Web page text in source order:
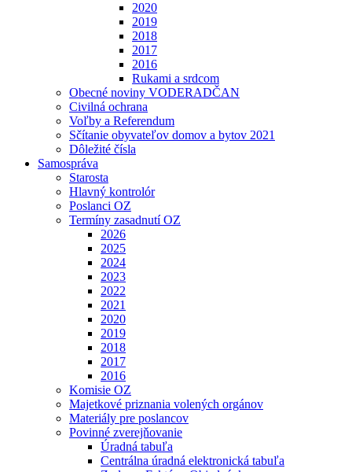
2020
2019
2018
2017
2016
Rukami a srdcom
Obecné noviny VODERADČAN
Civilná ochrana
Voľby a Referendum
Sčítanie obyvateľov domov a bytov 2021
Dôležité čísla
Samospráva
Starosta
Hlavný kontrolór
Poslanci OZ
Termíny zasadnutí OZ
2026
2025
2024
2023
2022
2021
2020
2019
2018
2017
2016
Komisie OZ
Majetkové priznania volených orgánov
Materiály pre poslancov
Povinné zverejňovanie
Úradná tabuľa
Centrálna úradná elektronická tabuľa